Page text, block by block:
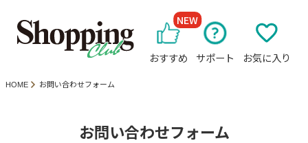
おすすめ
NEW
サポート お気に入り
HOME お問い合わせフォーム
お問い合わせフォーム